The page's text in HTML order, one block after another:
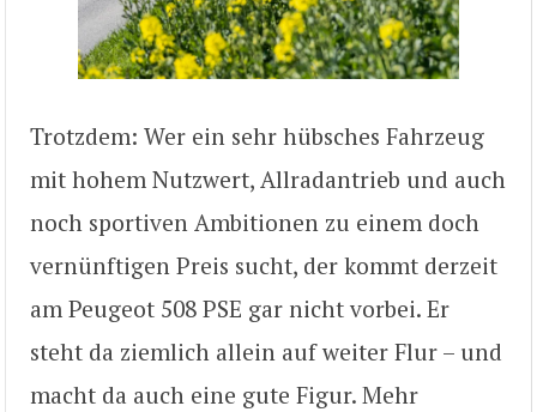
Trotzdem: Wer ein sehr hübsches Fahrzeug
mit hohem Nutzwert, Allradantrieb und auch
noch sportiven Ambitionen zu einem doch
vernünftigen Preis sucht, der kommt derzeit
am Peugeot 508 PSE gar nicht vorbei. Er
steht da ziemlich allein auf weiter Flur – und
macht da auch eine gute Figur. Mehr